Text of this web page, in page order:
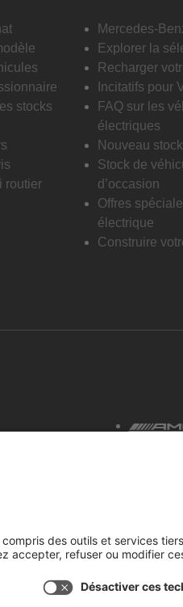
stocks
routier
Mercedes-
Explorer la
Recharger
Incitatifs pour
FAQ sur les
électriques
Nouveau stock
Stock de
d’occasion
Offres
électrique
Construire